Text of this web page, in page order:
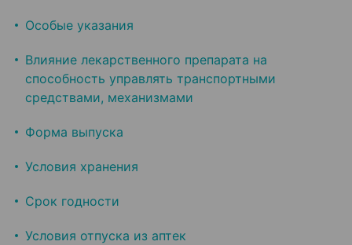
Особые указания
Влияние лекарственного препарата на
способность управлять транспортными
средствами, механизмами
Форма выпуска
Условия хранения
Срок годности
Условия отпуска из аптек